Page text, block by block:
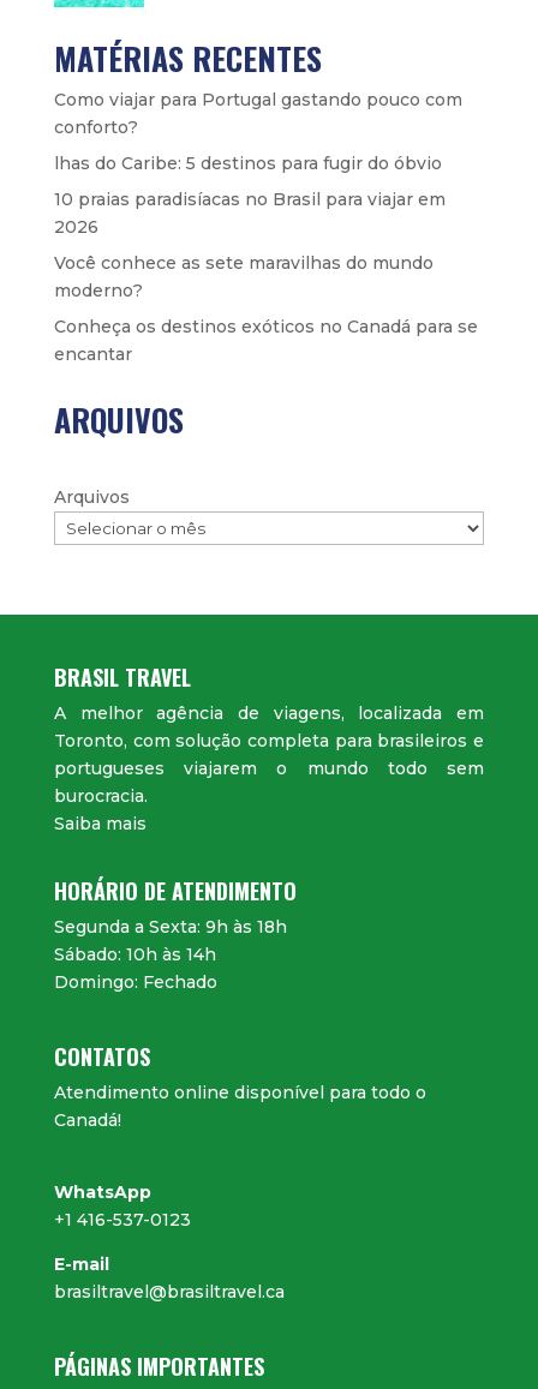
MATÉRIAS RECENTES
Como viajar para Portugal gastando pouco com
conforto?
lhas do Caribe: 5 destinos para fugir do óbvio
10 praias paradisíacas no Brasil para viajar em
2026
Você conhece as sete maravilhas do mundo
moderno?
Conheça os destinos exóticos no Canadá para se
encantar
ARQUIVOS
Arquivos
BRASIL TRAVEL
A melhor agência de viagens, localizada em
Toronto, com solução completa para brasileiros e
portugueses viajarem o mundo todo sem
burocracia.
Saiba mais
HORÁRIO DE ATENDIMENTO
Segunda a Sexta: 9h às 18h
Sábado: 10h às 14h
Domingo: Fechado
CONTATOS
Atendimento online disponível para todo o
Canadá!
WhatsApp
+1 416-537-0123
E-mail
brasiltravel@brasiltravel.ca
PÁGINAS IMPORTANTES